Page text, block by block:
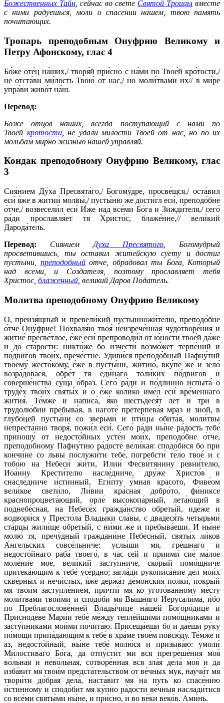
Божественных Тайн , сейчас во свете Святой Троицы вместе
с ними радуешься, моли о спасении нашем, твою память
почитающих.
Тропарь преподобным Онуфрию Великому и
Петру Афонскому, глас 4
Бо́же оте́ц на́ших,/ творя́й при́сно с на́ми по Твое́й кро́тости,/
не отста́ви ми́лость Твою́ от нас,/ но моли́твами их// в ми́ре
упра́ви живо́т на́ш.
Перевод:
Боже отцов наших, всегда поступающий с нами по
Твоей кротости, не удали милости Твоей от нас, но по их
мольбам мирно жизнью нашей управляй.
Кондак преподобному Онуфрию Великому, глас
3
Сия́нием Ду́ха Пресвята́го,/ Богому́дре, просве́щся,/ оста́вил
еси́ я́же в житии́ молвы́,/ пусты́ню же дости́гл еси́, преподо́бне
о́тче,/ возвесели́л еси́ И́же над все́ми Бо́га и Зижди́теля,/ сего́
ра́ди прославля́ет тя Христо́с, блаже́нне,// вели́кий
Дарода́тель.
Перевод:
Сиянием Духа Пресвятого , Богомудрый
просветившись, ты оставил житейскую суету и достиг
пустыни,
преподобный отче, обрадовал ты Бога, Который
над всеми, и Создателя, поэтому прославляет тебя
Христос, блаженный , великий Даров Податель.
Молитва преподобному Онуфрию Великому
О, преизя́щный и превели́кий пустынножи́телю, преподо́бне
о́тче Ону́фрие! Похваля́ю твоя́ неизрече́нная чудотворе́ния и
житие́ пресве́тлое, е́же еси́ препроводи́л от ю́ности твое́й да́же
и до ста́рости: никто́же бо изчести́ возмо́жет терпе́ний и
по́двигов твои́х, прече́стне. Удиви́ся преподо́бный Пафну́тий
твоему́ жесто́кому, е́же в пусты́ни, житию́, вку́пе же и зело́
возра́довася, обре́т тя еди́наго толи́ких по́двигов и
соверше́нства су́ща о́браз. Сего́ ра́ди и по́длинно испыта́ о
труде́х твои́х святы́х и о е́же коли́ко име́л еси́ вре́меннаго
жития́. Те́мже и написа́, я́ко шестьдеся́т лет и три в
трудолю́бии пребыва́я, в наготе́ претерпева́я мраз и зной, в
глубо́цей пусты́ни со зверьми́ и пти́цы обита́я, моли́твы
непреста́нно творя́, пожи́л еси́. Сего́ ра́ди ны́не ра́дость тебе́
приношу́ от недосто́йных усте́н мои́х, преподо́бне о́тче,
преподо́бному Пафну́тию ра́досте вели́кая: сподо́бися бо при
кончи́не со львы послужи́ти тебе́, погребсти́ те́ло твое́ и с
тобо́ю на Небеси́ жи́ти, Илии́ Фесви́тянину ревни́телю,
Иоа́нну Крести́телю насле́дниче, дру́же Христо́в и
снасле́дниче и́стинный, Еги́пту у́мная красото́, Фиве́ом
вели́кое свети́ло, Ли́вии кра́сная добро́то, фи́никсе
краснопроцвета́ющий, орле́ высокопа́рный, лета́ющий в
поднебе́сная, на Небесе́х гражда́нство обреты́й, иде́же и
водвори́ся у Престо́ла Влады́ки сла́вы, с двадеся́ть четырьми́
ста́рцы жили́ще обреты́й, с ни́ми же и пребыва́еши. И ны́не
молю́ тя, пречу́дный граждани́не Небе́сный, святы́х ли́ков
А́нгельских совсе́льниче: услы́ши мя, гре́шнаго и
недосто́йнаго раба́ твоего́, в час сей и приими́ сие́ ма́лое
моле́ние мое́, вели́кий засту́пниче, ско́рый помо́щниче
притека́ющим к тебе́ усе́рдно; загла́ди рукописа́ние дел мои́х
скве́рных и нечи́стых, я́же держа́т де́монския полки́, покры́й
мя твои́м заступле́нием, причти́ мя ко угото́ванному ме́сту
моли́твами твои́ми и сподо́би мя Вы́шняго Иерусали́ма, и́бо
по Преблагослове́нней Влады́чице на́шей Богоро́дице и
Присноде́ве Мари́и тебе́ ме́жду тепле́йшими помо́щниками и
засту́пниками мои́ми почита́ю. Присеща́еши бо и дае́ши ру́ку
по́мощи припа́дающим к тебе́ в хра́ме твое́м повсю́ду. Те́мже и
аз, недосто́йный, ны́не тебе́ молю́ся и призыва́ю: умоли́
Ми́лостиваго Бо́га, да отпу́стит ми вся прегреше́ния моя́
во́льная и нево́льная, сотворе́нная вся зла́я дела́ моя́ и да
изба́вит мя твои́м предста́тельством от ве́чных мук, научи́т мя
твори́ти до́брая дела́, наста́вит мя на путь ко спасе́нию
и́стинному и сподо́бит мя ку́пно ра́дости ве́чныя наслади́тися
со все́ми святы́ми ны́не, и при́сно, и во ве́ки веко́в. Ами́нь.